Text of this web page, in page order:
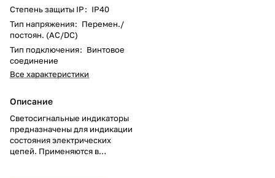
Степень защиты IP: IP40
Тип напряжения: Перемен./
постоян. (AC/DC)
Тип подключения: Винтовое
соединение
Все характеристики
Описание
Светосигнальные индикаторы
предназначены для индикации
состояния электрических
цепей. Применяются в